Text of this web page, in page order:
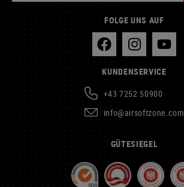
FOLGE UNS AUF
KUNDENSERVICE
+43 7252 50900
info@airsoftzone.com
GÜTESIEGEL